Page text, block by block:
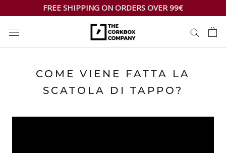
to
content
FREE SHIPPING ON ORDERS OVER 99€
COME VIENE FATTA LA
SCATOLA DI TAPPO?